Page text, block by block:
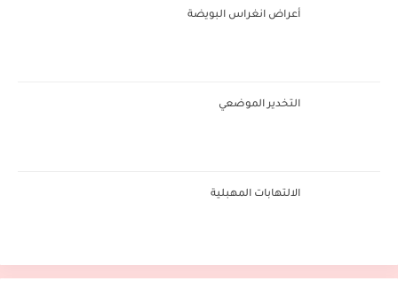
أعراض انغراس البويضة
التخدير الموضعي
الالتهابات المهبلية